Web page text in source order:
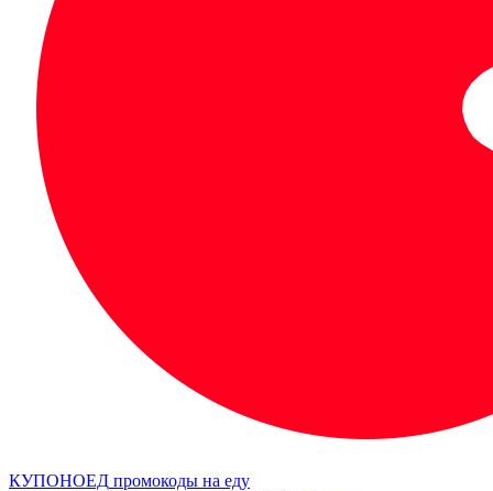
КУПОНОЕД промокоды на еду